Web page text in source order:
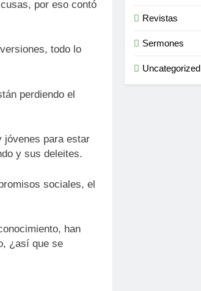
por eso contó
todo lo
perdiendo el
jóvenes para estar
y sus deleites.
sociales, el
han
¿así que se
Revistas
Sermones
Uncategorized